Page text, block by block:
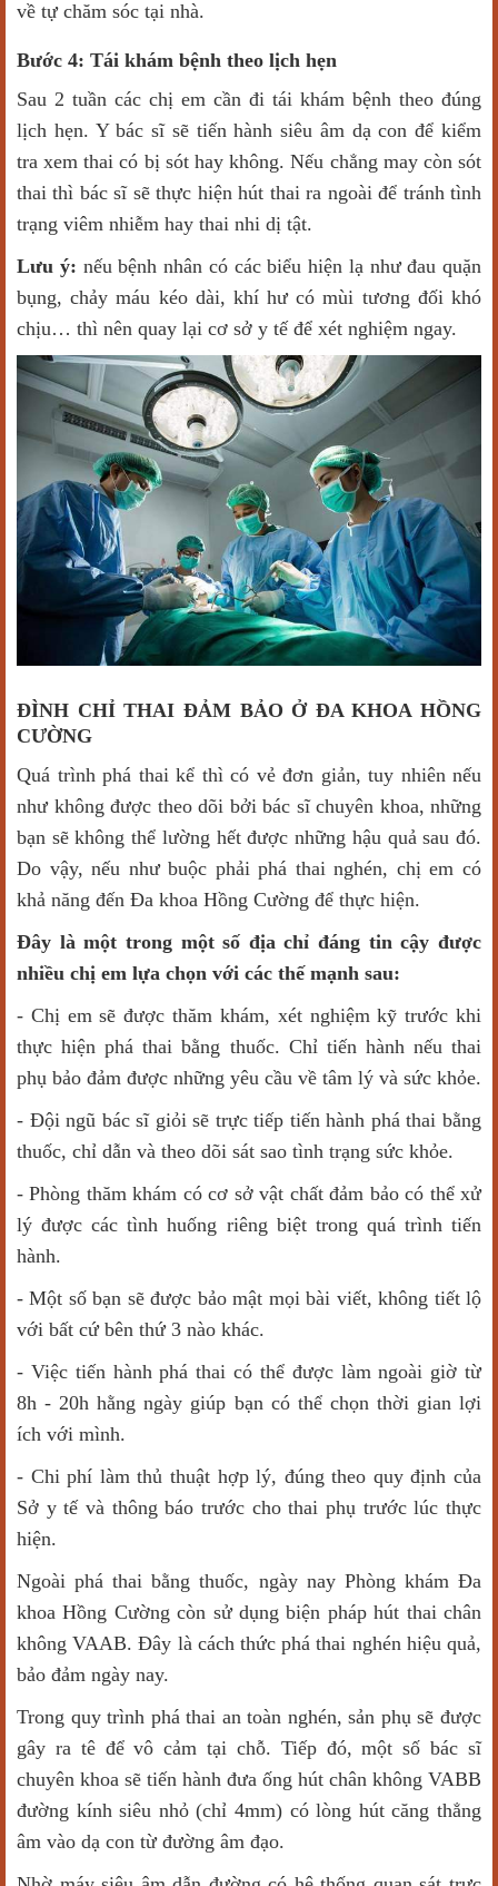
về tự chăm sóc tại nhà.
Bước 4: Tái khám bệnh theo lịch hẹn
Sau 2 tuần các chị em cần đi tái khám bệnh theo đúng
lịch hẹn. Y bác sĩ sẽ tiến hành siêu âm dạ con để kiểm
tra xem thai có bị sót hay không. Nếu chẳng may còn sót
thai thì bác sĩ sẽ thực hiện hút thai ra ngoài để tránh tình
trạng viêm nhiễm hay thai nhi dị tật.
Lưu ý: nếu bệnh nhân có các biểu hiện lạ như đau quặn
bụng, chảy máu kéo dài, khí hư có mùi tương đối khó
chịu… thì nên quay lại cơ sở y tế để xét nghiệm ngay.
ĐÌNH CHỈ THAI ĐẢM BẢO Ở ĐA KHOA HỒNG
CƯỜNG
Quá trình phá thai kể thì có vẻ đơn giản, tuy nhiên nếu
như không được theo dõi bởi bác sĩ chuyên khoa, những
bạn sẽ không thể lường hết được những hậu quả sau đó.
Do vậy, nếu như buộc phải phá thai nghén, chị em có
khả năng đến Đa khoa Hồng Cường để thực hiện.
Đây là một trong một số địa chỉ đáng tin cậy được
nhiều chị em lựa chọn với các thế mạnh sau:
- Chị em sẽ được thăm khám, xét nghiệm kỹ trước khi
thực hiện phá thai bằng thuốc. Chỉ tiến hành nếu thai
phụ bảo đảm được những yêu cầu về tâm lý và sức khỏe.
- Đội ngũ bác sĩ giỏi sẽ trực tiếp tiến hành phá thai bằng
thuốc, chỉ dẫn và theo dõi sát sao tình trạng sức khỏe.
- Phòng thăm khám có cơ sở vật chất đảm bảo có thể xử
lý được các tình huống riêng biệt trong quá trình tiến
hành.
- Một số bạn sẽ được bảo mật mọi bài viết, không tiết lộ
với bất cứ bên thứ 3 nào khác.
- Việc tiến hành phá thai có thể được làm ngoài giờ từ
8h - 20h hằng ngày giúp bạn có thể chọn thời gian lợi
ích với mình.
- Chi phí làm thủ thuật hợp lý, đúng theo quy định của
Sở y tế và thông báo trước cho thai phụ trước lúc thực
hiện.
Ngoài phá thai bằng thuốc, ngày nay Phòng khám Đa
khoa Hồng Cường còn sử dụng biện pháp hút thai chân
không VAAB. Đây là cách thức phá thai nghén hiệu quả,
bảo đảm ngày nay.
Trong quy trình phá thai an toàn nghén, sản phụ sẽ được
gây ra tê để vô cảm tại chỗ. Tiếp đó, một số bác sĩ
chuyên khoa sẽ tiến hành đưa ống hút chân không VABB
đường kính siêu nhỏ (chỉ 4mm) có lòng hút căng thẳng
âm vào dạ con từ đường âm đạo.